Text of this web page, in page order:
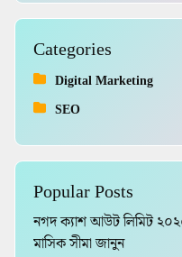
Categories
Digital Marketing
SEO
Popular Posts
নগদ ক্যাশ আউট লিমিট
মাসিক সীমা জানুন